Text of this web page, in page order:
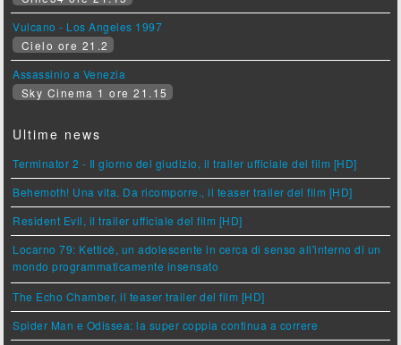
Vulcano - Los Angeles 1997
Cielo ore 21.2
Assassinio a Venezia
Sky Cinema 1 ore 21.15
Ultime news
Terminator 2 - Il giorno del giudizio, il trailer ufficiale del film [HD]
Behemoth! Una vita. Da ricomporre., il teaser trailer del film [HD]
Resident Evil, il trailer ufficiale del film [HD]
Locarno 79: Ketticè, un adolescente in cerca di senso all'interno di un
mondo programmaticamente insensato
The Echo Chamber, il teaser trailer del film [HD]
Spider Man e Odissea: la super coppia continua a correre